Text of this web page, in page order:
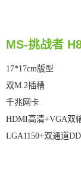
MS-挑战者
17*17cm版型
双M.2插槽
千兆网卡
HDMI高清+VGA双
LGA1150+双通道